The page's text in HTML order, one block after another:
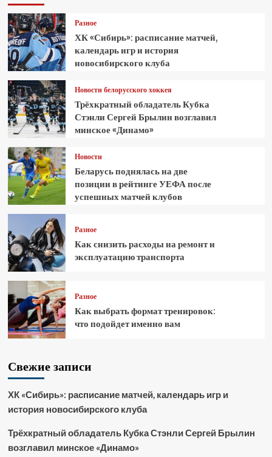
Разное
ХК «Сибирь»: расписание матчей,
календарь игр и история
новосибирского клуба
Новости белорусского хоккея
Трёхкратный обладатель Кубка
Стэнли Сергей Брылин возглавил
минское «Динамо»
Новости
Беларусь поднялась на две
позиции в рейтинге УЕФА после
успешных матчей клубов
Разное
Как снизить расходы на ремонт и
эксплуатацию транспорта
Разное
Как выбрать формат тренировок:
что подойдет именно вам
Свежие записи
ХК «Сибирь»: расписание матчей, календарь игр и
история новосибирского клуба
Трёхкратный обладатель Кубка Стэнли Сергей Брылин
возглавил минское «Динамо»